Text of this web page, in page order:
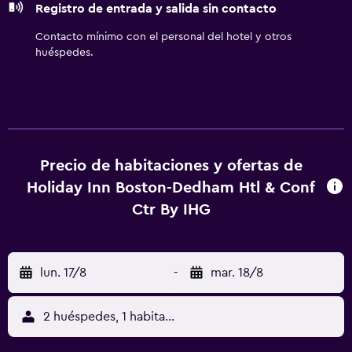
de ocio y esparcimiento en este hotel incluyen gimnasio.
Registro de entrada y salida sin contacto
Contacto mínimo con el personal del hotel y otros
huéspedes.
Precio de habitaciones y ofertas de
Holiday Inn Boston-Dedham Htl & Conf
Ctr By IHG
lun. 17/8 - mar. 18/8
2 huéspedes, 1 habitación